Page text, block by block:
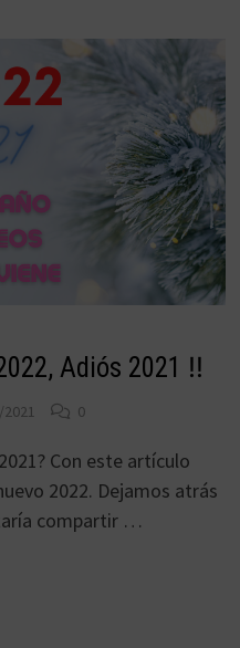
Adiós 2021 ‼
0
Con este artículo
2022. Dejamos atrás
compartir …